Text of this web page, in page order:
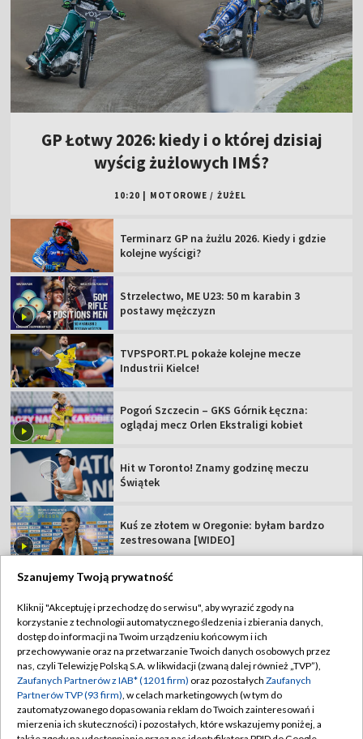
GP Łotwy 2026: kiedy i o której dzisiaj
wyścig żużlowych IMŚ?
10:20 MOTOROWE / ŻUŻEL
Terminarz GP na żużlu 2026. Kiedy i gdzie
kolejne wyścigi?
Strzelectwo, ME U23: 50 m karabin 3
postawy mężczyzn
TVPSPORT.PL pokaże kolejne mecze
Industrii Kielce!
Pogoń Szczecin – GKS Górnik Łęczna:
oglądaj mecz Orlen Ekstraligi kobiet
Hit w Toronto! Znamy godzinę meczu
Świątek
Kuś ze złotem w Oregonie: byłam bardzo
zestresowana [WIDEO]
TVP
Abonament TVP
Sklep TVP
Biuro Reklamy
Oferta Handlowa
Regulamin TVP
Polityka prywatności
Moje zgody
Biuro reklamy
Szanujemy Twoją prywatność
Kliknij "Akceptuję i przechodzę do serwisu", aby wyrazić zgody na
korzystanie z technologii automatycznego śledzenia i zbierania danych,
dostęp do informacji na Twoim urządzeniu końcowym i ich
przechowywanie oraz na przetwarzanie Twoich danych osobowych przez
nas, czyli Telewizję Polską S.A. w likwidacji (zwaną dalej również „TVP”),
Zaufanych Partnerów z IAB* (1201 firm) oraz pozostałych Zaufanych
Partnerów TVP (93 firm), w celach marketingowych (w tym do
zautomatyzowanego dopasowania reklam do Twoich zainteresowań i
mierzenia ich skuteczności) i pozostałych, które wskazujemy poniżej, a